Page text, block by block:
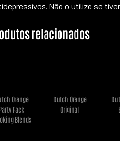
Não o utilize se
relacionados
Orange
Party Pack
Blends
€49,95
Ler mais
Dutch Orange
Original
€ 7,95
Ler mais